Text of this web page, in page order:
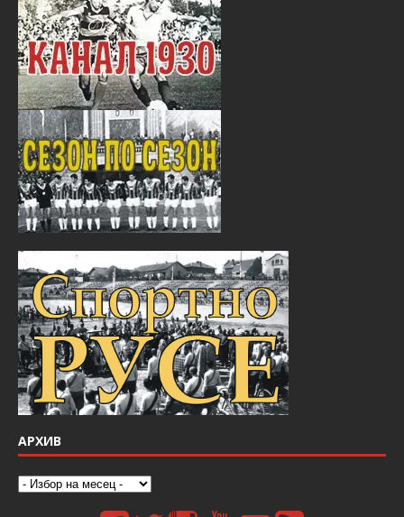
АРХИВ